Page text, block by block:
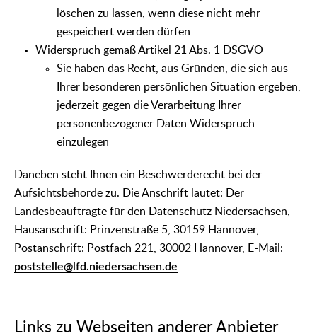
löschen zu lassen, wenn diese nicht mehr
gespeichert werden dürfen
Widerspruch gemäß Artikel 21 Abs. 1 DSGVO
Sie haben das Recht, aus Gründen, die sich aus
Ihrer besonderen persönlichen Situation ergeben,
jederzeit gegen die Verarbeitung Ihrer
personenbezogener Daten Widerspruch
einzulegen
Daneben steht Ihnen ein Beschwerderecht bei der
Aufsichtsbehörde zu. Die Anschrift lautet: Der
Landesbeauftragte für den Datenschutz Niedersachsen,
Hausanschrift: Prinzenstraße 5, 30159 Hannover,
Postanschrift: Postfach 221, 30002 Hannover, E-Mail:
poststelle@lfd.niedersachsen.de
Links zu Webseiten anderer Anbieter